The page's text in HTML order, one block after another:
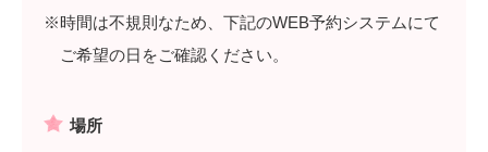
※時間は不規則なため、下記のWEB予約システムにて
ご希望の日をご確認ください。
場所